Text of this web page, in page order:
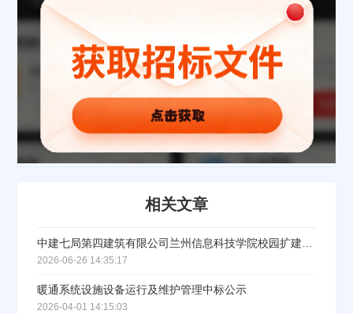
相关文章
中建七局第四建筑有限公司兰州信息科技学院校园扩建项目物料提升机租赁竞价采购成交公示
2026-06-26 14:35:17
暖通系统设施设备运行及维护管理中标公示
2026-04-01 14:15:03
公司所在地
请选择省市